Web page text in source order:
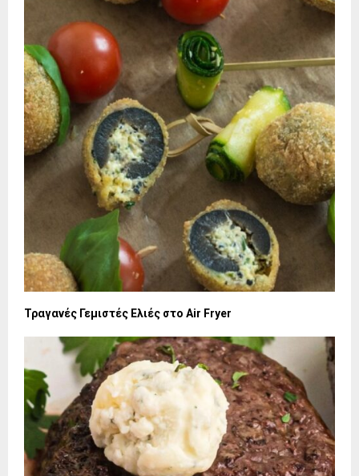
Τραγανές Γεμιστές Ελιές στο Air Fryer